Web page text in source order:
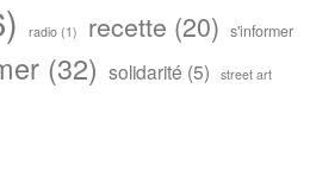
radio (1) recette (20) s'informer
(32) solidarité (5)
street art